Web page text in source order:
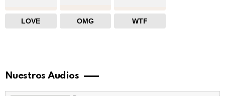
LOVE OMG WTF
Nuestros Audios